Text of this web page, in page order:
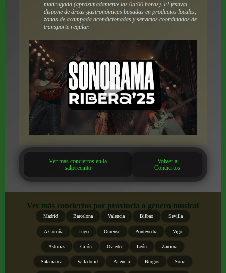
madrugada (aproximadamente las 05:00 horas). El festival
dispone de áreas gastronómicas basadas en productos locales,
zonas de acampada acondicionadas y servicios coordinados de
transporte regular.
Ver más conciertos en la
sala/recinto
Volver a
Conciertos
Ver más conciertos por provincia o género musical
Madrid Barcelona Valencia Bilbao Sevilla
A Coruña Lugo Ourense Pontevedra Vigo
Asturias Gijón Oviedo León Zamora
Salamanca Valladolid Palencia Burgos Soria